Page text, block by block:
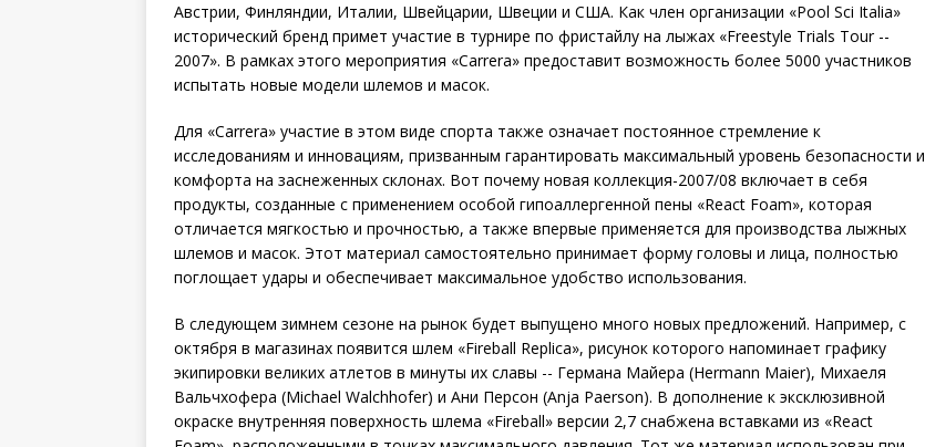
Австрии, Финляндии, Италии, Швейцарии, Швеции и США. Как член организации «Pool Sci Italia»
исторический бренд примет участие в турнире по фристайлу на лыжах «Freestyle Trials Tour --
2007». В рамках этого мероприятия «Carrera» предоставит возможность более 5000 участников
испытать новые модели шлемов и масок.
Для «Carrera» участие в этом виде спорта также означает постоянное стремление к
исследованиям и инновациям, призванным гарантировать максимальный уровень безопасности и
комфорта на заснеженных склонах. Вот почему новая коллекция-2007/08 включает в себя
продукты, созданные с применением особой гипоаллергенной пены «React Foam», которая
отличается мягкостью и прочностью, а также впервые применяется для производства лыжных
шлемов и масок. Этот материал самостоятельно принимает форму головы и лица, полностью
поглощает удары и обеспечивает максимальное удобство использования.
В следующем зимнем сезоне на рынок будет выпущено много новых предложений. Например, с
октября в магазинах появится шлем «Fireball Replica», рисунок которого напоминает графику
экипировки великих атлетов в минуты их славы -- Германа Майера (Hermann Maier), Михаеля
Вальчхофера (Michael Walchhofer) и Ани Персон (Anja Paerson). В дополнение к эксклюзивной
окраске внутренняя поверхность шлема «Fireball» версии 2,7 снабжена вставками из «React